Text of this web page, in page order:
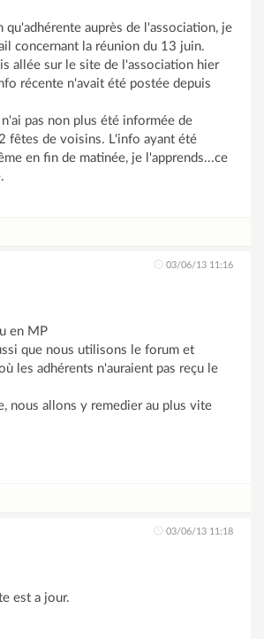
qu'adhérente auprès de l'association, je
concernant la réunion du 13 juin.
allée sur le site de l'association hier
récente n'avait été postée depuis
pas non plus été informée de
fêtes de voisins. L'info ayant été
en fin de matinée, je l'apprends...ce
03/06/13 11:16
en MP
que nous utilisons le forum et
les adhérents n'auraient pas reçu le
nous allons y remedier au plus vite
03/06/13 11:18
est a jour.